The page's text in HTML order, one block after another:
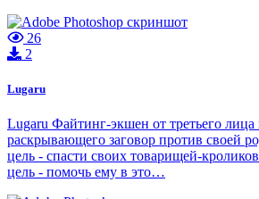
26
2
Lugaru
Lugaru Файтинг-экшен от третьего лица
раскрывающего заговор против своей
цель - спасти своих товарищей-
цель - помочь ему в это…